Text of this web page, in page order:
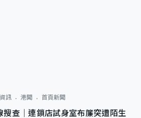
訊 港聞 首頁新聞
搜查｜連鎖店試身室布簾突遭陌生